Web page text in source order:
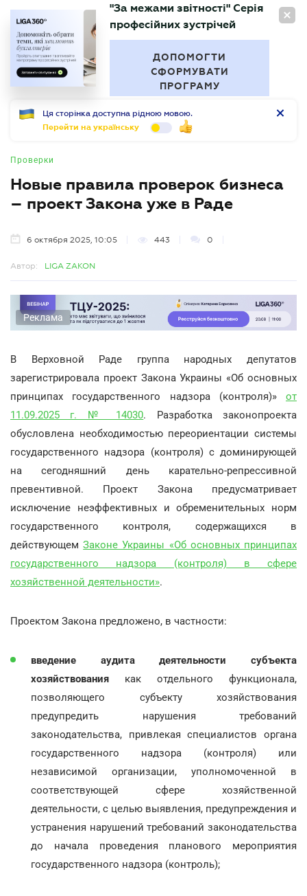
RU
БУХГАЛТЕР
"За межами звітності" Серія
професійних зустрічей
ДОПОМОГТИ
СФОРМУВАТИ
ПРОГРАМУ
Ця сторінка доступна рідною мовою.
Перейти на українську
Проверки
Новые правила проверок бизнеса
– проект Закона уже в Раде
6 октября 2025, 10:05 443 0
Автор: LIGA ZAKON
Реклама
В Верховной Раде группа народных депутатов
зарегистрировала проект Закона Украины «Об основных
принципах государственного надзора (контроля)» от
11.09.2025 г. № 14030. Разработка законопроекта
обусловлена необходимостью переориентации системы
государственного надзора (контроля) с доминирующей
на сегодняшний день карательно-репрессивной
превентивной. Проект Закона предусматривает
исключение неэффективных и обременительных норм
государственного контроля, содержащихся в
действующемЗаконе Украины «Об основных принципах
государственного надзора (контроля) в сфере
хозяйственной деятельности».
Проектом Закона предложено, в частности:
введение аудита деятельности субъекта
хозяйствования как отдельного функционала,
позволяющего субъекту хозяйствования
предупредить нарушения требований
законодательства, привлекая специалистов органа
государственного надзора (контроля) или
независимой организации, уполномоченной в
соответствующей сфере хозяйственной
деятельности, с целью выявления, предупреждения и
устранения нарушений требований законодательства
до начала проведения планового мероприятия
государственного надзора (контроль);